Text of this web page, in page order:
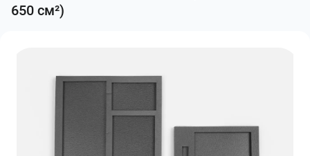
650 см²)